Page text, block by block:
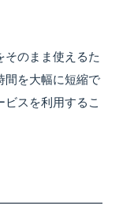
そのまま使えるた
間を大幅に短縮で
スを利用するこ